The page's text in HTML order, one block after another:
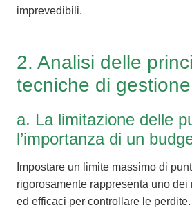
imprevedibili.
2. Analisi delle
tecniche di
a. La limitazione delle
l’importanza di un
Impostare un limite massimo di
rigorosamente rappresenta uno
ed efficaci per controllare le